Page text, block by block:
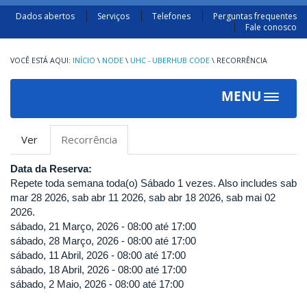
Dados abertos Serviços Telefones
Perguntas frequentes
Fale conosco
INÍCIO \ NODE \ UHC - UBERHUB CODE \ RECORRÊNCIA
MENU
Toggle
Abas
primárias
Ver Recorrência
ativa)
Data da Reserva:
Repete toda semana toda(o) Sábado 1 vezes. Also includes sab
mar 28 2026, sab abr 11 2026, sab abr 18 2026, sab mai 02
2026.
sábado, 21 Março, 2026 - 08:00 até 17:00
sábado, 28 Março, 2026 - 08:00 até 17:00
sábado, 11 Abril, 2026 - 08:00 até 17:00
sábado, 18 Abril, 2026 - 08:00 até 17:00
sábado, 2 Maio, 2026 - 08:00 até 17:00